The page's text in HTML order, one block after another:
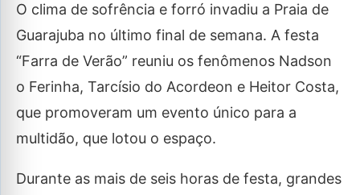
O clima de sofrência e forró invadiu a Praia de
Guarajuba no último final de semana. A festa
“Farra de Verão” reuniu os fenômenos Nadson
o Ferinha, Tarcísio do Acordeon e Heitor Costa,
que promoveram um evento único para a
multidão, que lotou o espaço.
Durante as mais de seis horas de festa, grandes